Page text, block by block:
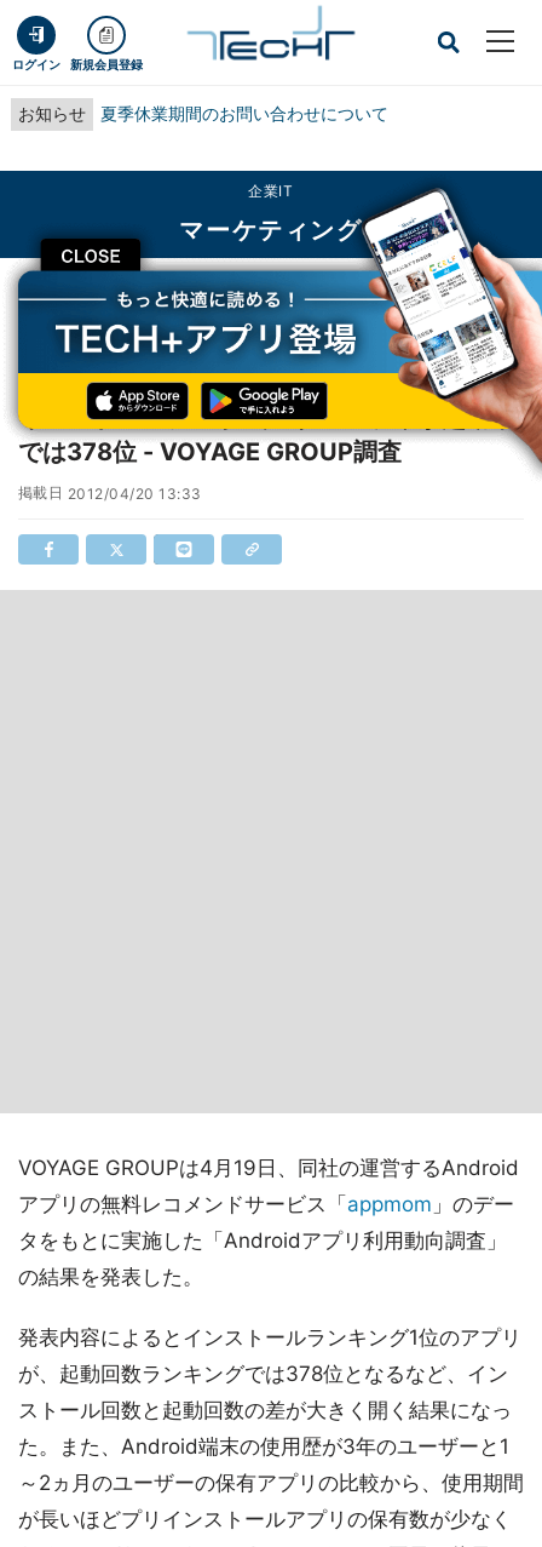
ログイン 新規会員登録
お知らせ 夏季休業期間のお問い合わせについて
CLOSE
企業IT
マーケティング
TECH+ 企業IT
マーケティング
インストールランキング1位のアプリが起動率では378位 - VOYAGE GROUP調
インストールランキング1位のアプリが起動率
では378位 - VOYAGE GROUP調査
掲載日 2012/04/20 13:33
VOYAGE GROUPは4月19日、同社の運営するAndroid
アプリの無料レコメンドサービス「 appmom 」のデー
タをもとに実施した「Androidアプリ利用動向調査」
の結果を発表した。
発表内容によるとインストールランキング1位のアプリ
が、起動回数ランキングでは378位となるなど、イン
ストール回数と起動回数の差が大きく開く結果になっ
た。また、Android端末の使用歴が3年のユーザーと1
～2ヵ月のユーザーの保有アプリの比較から、使用期間
が長いほどプリインストールアプリの保有数が少なく